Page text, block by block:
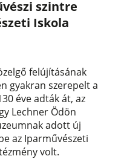
szintre
Iskola
felújításának
gyakran szerepelt a
éve adták át, az
Lechner Ödön
adott új
az Iparművészeti
volt.